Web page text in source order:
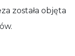
została objęta